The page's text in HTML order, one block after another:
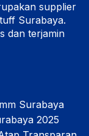
supplier
Surabaya.
dan terjamin
Surabaya
2025